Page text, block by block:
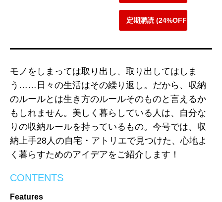
定期購読 (24%OFF)
モノをしまっては取り出し、取り出してはしま
う……日々の生活はその繰り返し。だから、収納
のルールとは生き方のルールそのものと言えるか
もしれません。美しく暮らしている人は、自分な
りの収納ルールを持っているもの。今号では、収
納上手28人の自宅・アトリエで見つけた、心地よ
く暮らすためのアイデアをご紹介します！
CONTENTS
Features